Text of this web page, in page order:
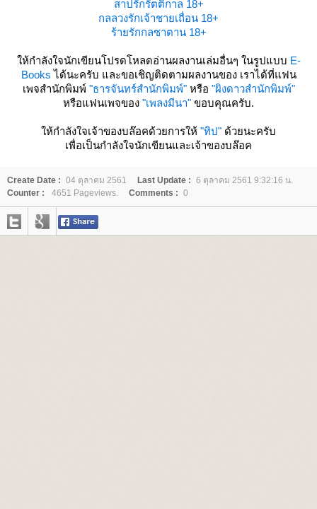
สาปรักรัตติกาล 18+
กลลวงรักเจ้าชายเถื่อน 18+
ร้ายรักกลซาตาน 18+
ห้กำลังใจนักเขียนโปรดโหลดอ่านผลงานเล่มอื่นๆ ในรูปแบบ E-
Books ได้นะครับ และขอเชิญติดตามผลงานของ เราได้ที่แฟน
เพจสำนักพิมพ์ "ธารจันทร์สำนักพิมพ์"หรือ "ผิงดาวสำนักพิมพ์"
หรือแฟนเพจของ "เพลงมีนา" ขอบคุณครับ.
ห้กำลังใจเจ้าของบล๊อคด้วยการให้ "ทิป" ด้วยนะครับ
เพื่อเป็นกำลังใจนักเขียนและเจ้าของบล๊อค
Create Date : 04 ตุลาคม 2561 Last Update : 6 ตุลาคม 2561 9:32:16 น.
Counter :
4651 Pageviews. Comments : 0